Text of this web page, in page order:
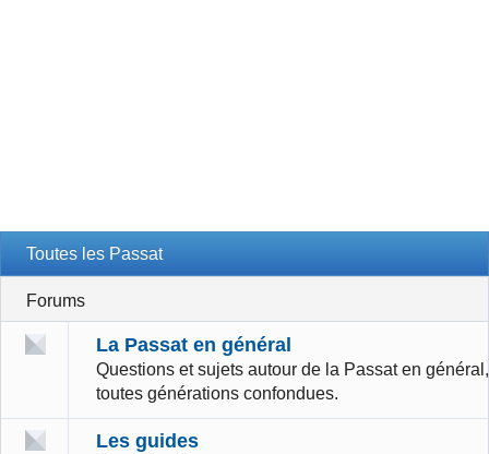
Toutes les Passat
Forums
La Passat en général
Questions et sujets autour de la Passat en général,
toutes générations confondues.
Les guides